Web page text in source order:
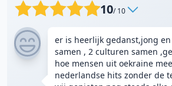
10/ 10
er is heerlijk gedanst,jong
samen , 2 culturen samen
hoe mensen uit oekraine
nederlandse hits zonder de